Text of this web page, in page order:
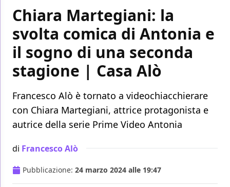
Chiara Martegiani: la
svolta comica di Antonia e
il sogno di una seconda
stagione | Casa Alò
Francesco Alò è tornato a videochiacchierare
con Chiara Martegiani, attrice protagonista e
autrice della serie Prime Video Antonia
di Francesco Alò
Pubblicazione: 24 marzo 2024 alle 19:47